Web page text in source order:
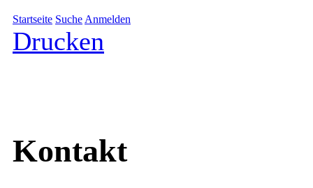
Startseite Suche Anmelden
Drucken
Kontakt